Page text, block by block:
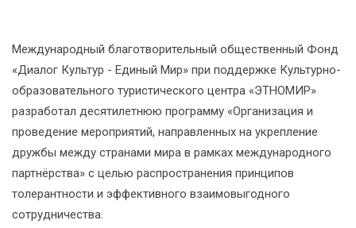
Международный благотворительный общественный Фонд
«Диалог Культур - Единый Мир» при поддержке Культурно-
образовательного туристического центра «ЭТНОМИР»
разработал десятилетнюю программу «Организация и
проведение мероприятий, направленных на укрепление
дружбы между странами мира в рамках международного
партнёрства» с целью распространения принципов
толерантности и эффективного взаимовыгодного
сотрудничества.